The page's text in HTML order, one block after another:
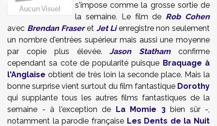
s'impose comme la grosse sortie de
la semaine. Le film de Rob Cohen
avec Brendan Fraseret Jet Lienregistre non seulement
un nombre d'entrées supérieur mais aussi une moyenne
par copie plus élevée.Jason Stathamconfirme
cependant sa cote de popularité puisque Braquage à
l'Anglaise obtient de très loin la seconde place. Mais la
bonne surprise vient surtout du film fantastique Dorothy
qui supplante tous les autres films fantastiques de la
semaine - à l'exception de La Momie 3bien sûr -,
notamment la parodie française Les Dents de la Nuit